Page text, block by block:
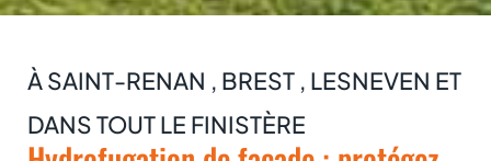
À SAINT-RENAN , BREST , LESNEVEN ET
DANS TOUT LE FINISTÈRE